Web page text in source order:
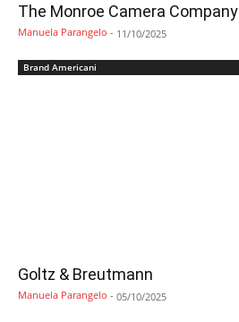
The Monroe Camera Company
Manuela Parangelo - 11/10/2025
Brand Americani
Goltz & Breutmann
Manuela Parangelo - 05/10/2025